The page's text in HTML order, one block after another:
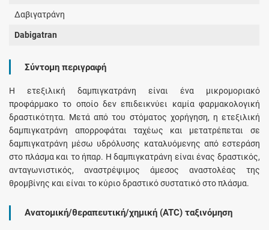
Δαβιγατράνη
Dabigatran
Σύντομη περιγραφή
Η ετεξιλική δαμπιγκατράνη είναι ένα μικρομοριακό
προφάρμακο το οποίο δεν επιδεικνύει καμία φαρμακολογική
δραστικότητα. Μετά από του στόματος χορήγηση, η ετεξιλική
δαμπιγκατράνη απορροφάται ταχέως και μετατρέπεται σε
δαμπιγκατράνη μέσω υδρόλυσης καταλυόμενης από εστεράση
στο πλάσμα και το ήπαρ. Η δαμπιγκατράνη είναι ένας δραστικός,
ανταγωνιστικός, αναστρέψιμος άμεσος αναστολέας της
θρομβίνης και είναι το κύριο δραστικό συστατικό στο πλάσμα.
Ανατομική/θεραπευτική/χημική (ATC) ταξινόμηση